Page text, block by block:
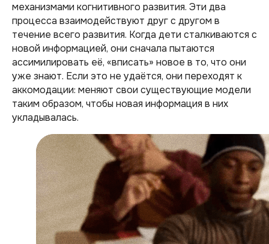
механизмами когнитивного развития. Эти два
процесса взаимодействуют друг с другом в
течение всего развития. Когда дети сталкиваются с
новой информацией, они сначала пытаются
ассимилировать её, «вписать» новое в то, что они
уже знают. Если это не удаётся, они переходят к
аккомодации: меняют свои существующие модели
таким образом, чтобы новая информация в них
укладывалась.